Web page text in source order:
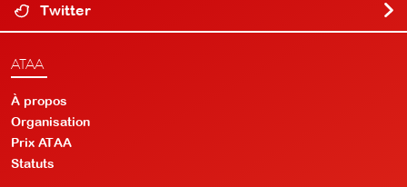
Twitter
ATAA
À propos
Organisation
Prix ATAA
Statuts